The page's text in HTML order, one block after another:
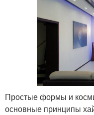
Простые формы и
основные принципы